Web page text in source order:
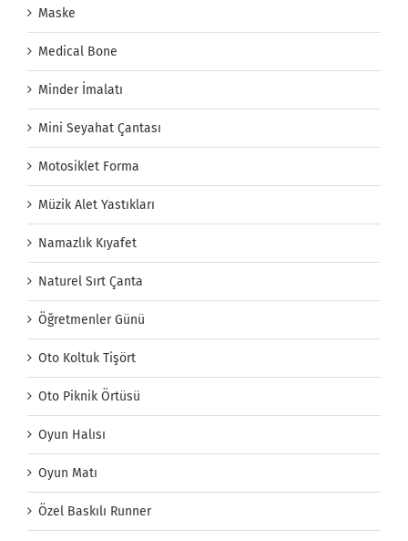
Maske
Medical Bone
Minder İmalatı
Mini Seyahat Çantası
Motosiklet Forma
Müzik Alet Yastıkları
Namazlık Kıyafet
Naturel Sırt Çanta
Öğretmenler Günü
Oto Koltuk Tişört
Oto Piknik Örtüsü
Oyun Halısı
Oyun Matı
Özel Baskılı Runner